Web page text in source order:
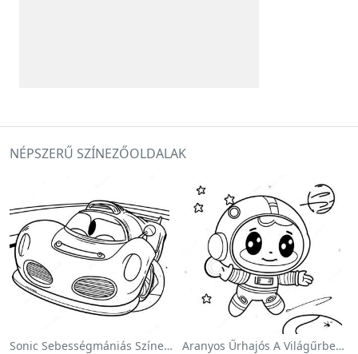
NÉPSZERŰ SZÍNEZŐOLDALAK
Sonic Sebességmániás Színezőlap Aranyos Űrhajós A Világűrben Színezőlap